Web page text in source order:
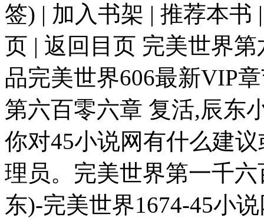
签) | 加入书架 | 推荐本书
页 | 返回目页 完美世界
品完美世界606最新VIP
第六百零六章 复活,辰东
你对45小说网有什么建
理员。完美世界第一千
东)-完美世界1674-45小